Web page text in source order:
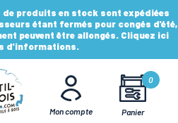
de produits en stock sont expédiées
étant fermés pour congés d'été,
peuvent être allongés. Cliquez ici
d'informations.
Mon compte Panier
0
& FORETS
& DISQUES